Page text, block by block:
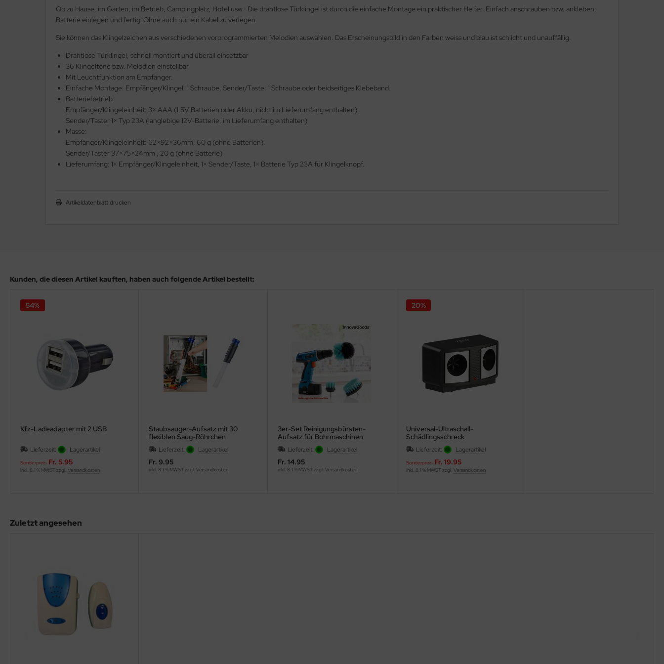
Ob zu Hause, im Garten, im Betrieb, Campingplatz, Hotel usw.: Die drahtlose Türklingel ist durch die einfache Montage ein praktischer Helfer. Einfach anschrauben bzw. ankleben,
Batterie einlegen und fertig! Ohne auch nur ein Kabel zu verlegen.
Sie können das Klingelzeichen aus verschiedenen vorprogrammierten Melodien auswählen. Das Erscheinungsbild in den Farben weiss und blau ist schlicht und unauffällig.
Drahtlose Türklingel, schnell montiert und überall einsetzbar
36 Klingeltöne bzw. Melodien einstellbar
Mit Leuchtfunktion am Empfänger.
Einfache Montage: Empfänger/Klingel: 1 Schraube, Sender/Taste: 1 Schraube oder beidseitiges Klebeband.
Batteriebetrieb:
Empfänger/Klingeleinheit: 3× AAA (1,5V Batterien oder Akku, nicht im Lieferumfang enthalten).
Sender/Taster 1× Typ 23A (langlebige 12V-Batterie, im Lieferumfang enthalten)
Masse:
Empfänger/Klingeleinheit: 62×92×36mm, 60 g (ohne Batterien).
Sender/Taster 37×75×24mm , 20 g (ohne Batterie)
Lieferumfang: 1× Empfänger/Klingeleinheit, 1× Sender/Taste, 1× Batterie Typ 23A für Klingelknopf.
Artikeldatenblatt drucken
Kunden, die diesen Artikel kauften, haben auch folgende Artikel bestellt:
Kfz-Ladeadapter mit 2 USB
Lieferzeit: Lagerartikel
Sonderpreis Fr. 5.95
54%
inkl. 8.1 % MWST zzgl. Versandkosten
Staubsauger-Aufsatz mit 30
flexiblen Saug-Röhrchen
Lieferzeit: Lagerartikel
Fr. 9.95
inkl. 8.1 % MWST zzgl.Versandkosten
3er-Set Reinigungsbürsten-
Aufsatz für Bohrmaschinen
Lieferzeit: Lagerartikel
Fr. 14.95
inkl. 8.1 % MWST zzgl. Versandkosten
Universal-Ultraschall-
Schädlingsschreck
Lieferzeit: Lagerartikel
Sonderpreis Fr. 19.95
20%
inkl. 8.1 % MWST zzgl.Versandkosten
Zuletzt angesehen